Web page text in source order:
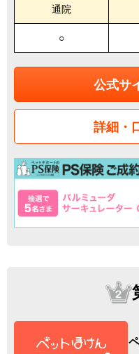
通院
○
公式サ
詳細・